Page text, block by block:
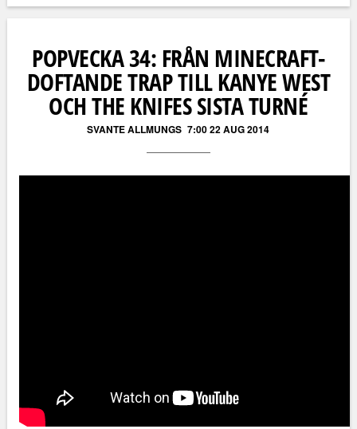
POPVECKA 34: FRÅN MINECRAFT-
DOFTANDE TRAP TILL KANYE WEST
OCH THE KNIFES SISTA TURNÉ
SVANTE ALLMUNGS 7:00 22 AUG 2014